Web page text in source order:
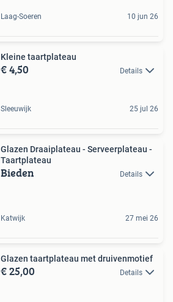
Laag-Soeren 10 jun 26
Kleine taartplateau
€ 4,50 Details
Sleeuwijk 25 jul 26
Glazen Draaiplateau - Serveerplateau -
Taartplateau
Bieden Details
Katwijk 27 mei 26
Glazen taartplateau met druivenmotief
€ 25,00 Details